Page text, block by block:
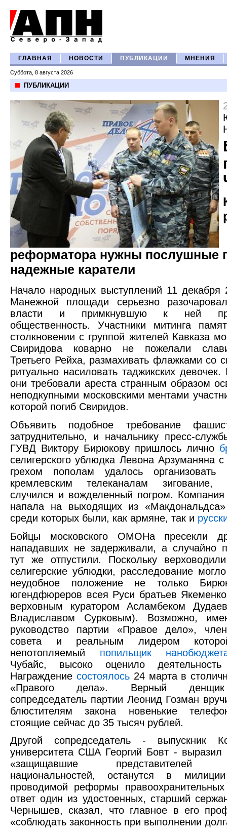
ГЛАВНАЯ НОВОСТИ ПУБЛИКАЦИИ МНЕНИЯ
Суббота, 8 августа 2026
ПУБЛИКАЦИИ
реформатора нужны послушные
надежные каратели
Начало народных выступлений 11 декабря
Манежной площади серьезно
власти и примкнувшую к ней
общественность. Участники митинга
столкновении с группой жителей Кавказа
Свиридова коварно не пожелали
Третьего Рейха, размахивать флажками со
ритуально насиловать таджикских девочек.
они требовали ареста странным образом
неподкупными московскими ментами
которой погиб Свиридов.
Объявить подобное требование
затруднительно, и начальнику пресс-
ГУВД Виктору Бирюкову пришлось лично
селигерского ублюдка Левона Арзуманяна
грехом пополам удалось организовать
кремлевским телеканалам зигование,
случился и вожделенный погром. Компания
напала на выходящих из «Макдональдса»
среди которых были, как армяне, так и
Бойцы московского ОМОНа пресекли
нападавших не задерживали, а случайно
тут же отпустили. Поскольку
селигерские ублюдки, расследование
неудобное положение не только
югендфюреров всея Руси братьев
верховным куратором Асламбеком
Владиславом Сурковым). Возможно,
руководство партии «Правое дело»,
совета и реальным лидером
непотопляемый попильщик
Чубайс, высоко оценило
Награждение состоялось24 марта в
«Правого дела». Верный
сопредседатель партии Леонид Гозман
блюстителям закона новенькие
стоящие сейчас до 35 тысяч рублей.
Другой сопредседатель - выпускник
университета США Георгий Бовт - выразил
«защищавшие представителей
национальностей, останутся в
проводимой реформы
ответ один из удостоенных, старший
Чернышев, сказал, что главное в его
«соблюдать законность при выполнении